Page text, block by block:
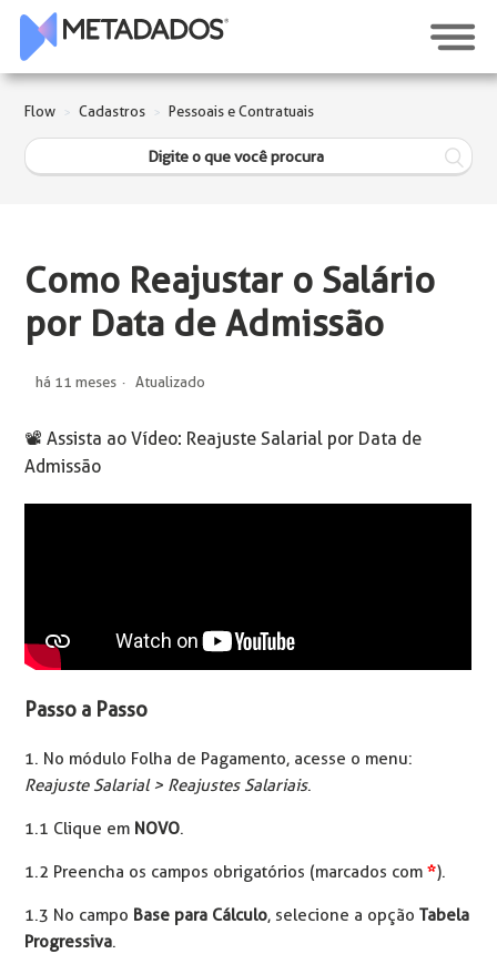
Flow Cadastros Pessoais e Contratuais
Como Reajustar o Salário
por Data de Admissão
há 11 meses Atualizado
📽️ Assista ao Vídeo: Reajuste Salarial por Data de
Admissão
Passo a Passo
1. No módulo Folha de Pagamento, acesse o menu:
Reajuste Salarial > Reajustes Salariais.
1.1 Clique em NOVO.
1.2 Preencha os campos obrigatórios (marcados com*).
1.3 No campo Base para Cálculo, selecione a opçãoTabela
Progressiva.